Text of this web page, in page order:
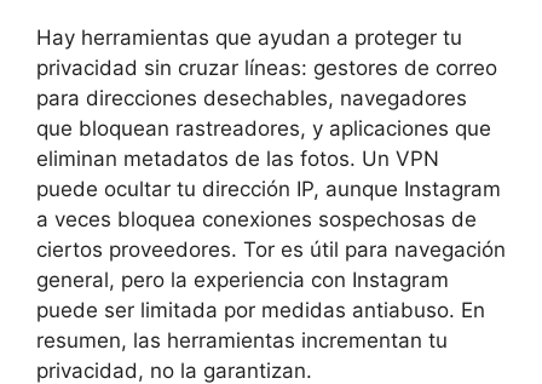
Hay herramientas que ayudan a proteger tu
privacidad sin cruzar líneas: gestores de correo
para direcciones desechables, navegadores
que bloquean rastreadores, y aplicaciones que
eliminan metadatos de las fotos. Un VPN
puede ocultar tu dirección IP, aunque Instagram
a veces bloquea conexiones sospechosas de
ciertos proveedores. Tor es útil para navegación
general, pero la experiencia con Instagram
puede ser limitada por medidas antiabuso. En
resumen, las herramientas incrementan tu
privacidad, no la garantizan.